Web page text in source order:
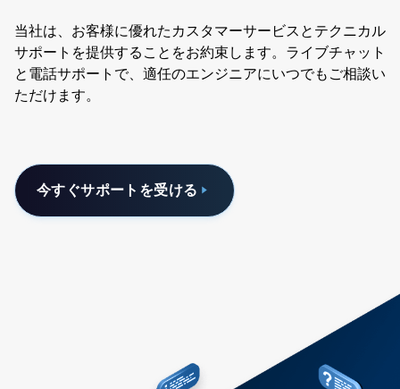
当社は、お客様に優れたカスタマーサービスとテクニカル
サポートを提供することをお約束します。ライブチャット
と電話サポートで、適任のエンジニアにいつでもご相談い
ただけます。
今すぐサポートを受ける